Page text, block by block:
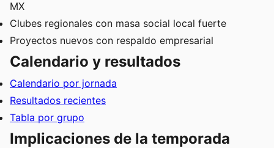
MX
Clubes regionales con masa social local fuerte
Proyectos nuevos con respaldo empresarial
Calendario y resultados
Calendario por jornada
Resultados recientes
Tabla por grupo
Implicaciones de la temporada